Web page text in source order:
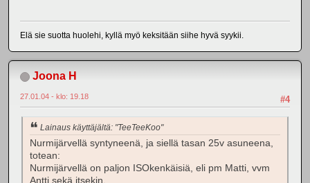
Elä sie suotta huolehi, kyllä myö keksitään siihe hyvä syykii.
Joona H
#4
27.01.04 - klo: 19.18
Lainaus käyttäjältä: "TeeTeeKoo"
Nurmijärvellä syntyneenä, ja siellä tasan 25v asuneena,
totean:
Nurmijärvellä on paljon ISOkenkäisiä, eli pm Matti, vvm
Antti sekä itsekin.